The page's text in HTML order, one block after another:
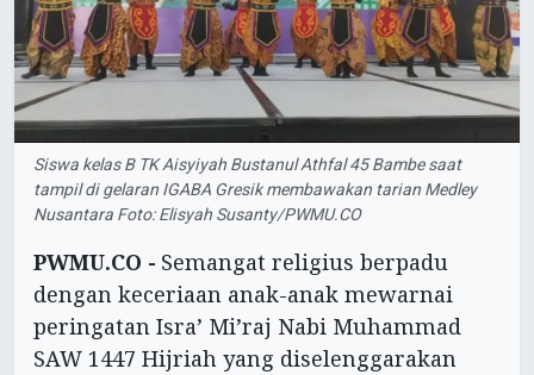
Siswa kelas B TK Aisyiyah Bustanul Athfal 45 Bambe saat
tampil di gelaran IGABA Gresik membawakan tarian Medley
Nusantara Foto: Elisyah Susanty/PWMU.CO
PWMU.CO - Semangat religius berpadu
dengan keceriaan anak-anak mewarnai
peringatan Isra’ Mi’raj Nabi Muhammad
SAW 1447 Hijriah yang diselenggarakan